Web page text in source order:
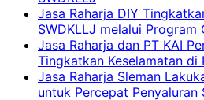
Jasa Raharja DIY
SWDKLLJ melalui Program
Jasa Raharja dan PT KAI
Tingkatkan Keselamatan di
Jasa Raharja Sleman
untuk Percepat Penyaluran